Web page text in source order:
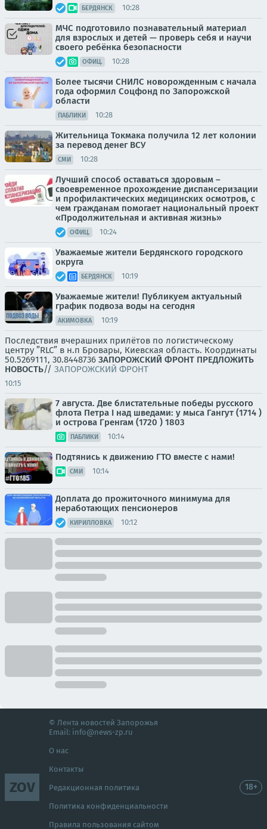
БЕРДЯНСК 10:28
МЧС подготовило познавательный материал
для взрослых и детей — проверь себя и научи
своего ребёнка безопасности
ОФИЦ. 10:28
Более тысячи СНИЛС новорожденным с начала
года оформил Соцфонд по Запорожской
области
ПАБЛИКИ 10:28
Жительница Токмака получила 12 лет колонии
за перевод денег ВСУ
СМИ 10:28
Лучший способ оставаться здоровым –
своевременное прохождение диспансеризации
и профилактических медицинских осмотров, с
чем гражданам помогает национальный проект
«Продолжительная и активная жизнь»
ОФИЦ. 10:24
Уважаемые жители Бердянского городского
округа
БЕРДЯНСК 10:19
Уважаемые жители! Публикуем актуальный
график подвоза воды на сегодня
АКИМОВКА 10:19
Последствия вчерашних прилётов по логистическому
центру ”RLC” в н.п Бровары, Киевская область. Координаты
50.5269111, 30.8448736 ЗАПОРОЖСКИЙ ФРОНТ ПРЕДЛОЖИТЬ
НОВОСТЬ// ЗАПОРОЖСКИЙ ФРОНТ
10:15
7 августа. Две блистательные победы русского
флота Петра I над шведами: у мыса Гангут (1714 )
и острова Гренгам (1720 ) 1803
ПАБЛИКИ 10:14
Подтянись к движению ГТО вместе с нами!
СМИ 10:14
Доплата до прожиточного минимума для
неработающих пенсионеров
КИРИЛЛОВКА 10:12
ZOV
© Лента новостей Запорожья
Email: info@news-zp.ru
О нас
Контакты
Редакционная политика
Политика конфиденциальности
Правила пользования сайтом
18+